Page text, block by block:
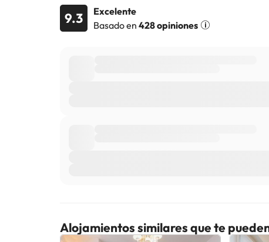
9.3
Excelente
Basado en 428 opiniones
Alojamientos similares que te